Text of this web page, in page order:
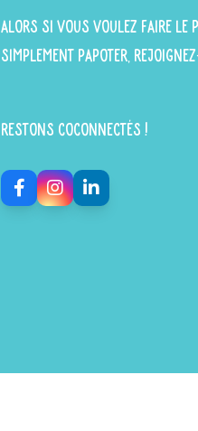
Alors si vous voulez faire le
simplement papoter,
Restons Coconnectés !